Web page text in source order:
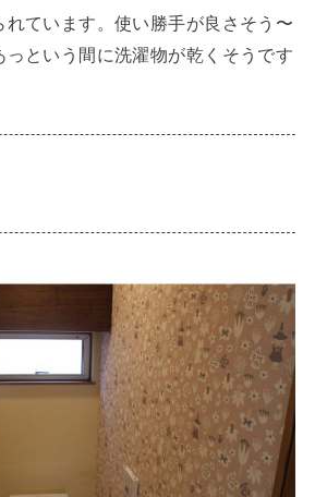
ています。使い勝手が良さそう〜
っという間に洗濯物が乾くそうです